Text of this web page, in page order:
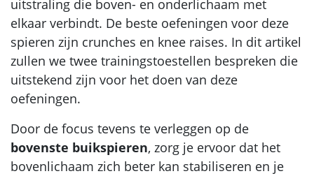
uitstraling die boven- en onderlichaam met
elkaar verbindt. De beste oefeningen voor deze
spieren zijn crunches en knee raises. In dit artikel
zullen we twee trainingstoestellen bespreken die
uitstekend zijn voor het doen van deze
oefeningen.
Door de focus tevens te verleggen op de
bovenste buikspieren, zorg je ervoor dat het
bovenlichaam zich beter kan stabiliseren en je